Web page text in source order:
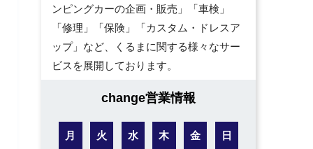
ンピングカーの企画・販売」「車検」
「修理」「保険」「カスタム・ドレスア
ップ」など、くるまに関する様々なサー
ビスを展開しております。
change営業情報
月 火 水 木 金 日